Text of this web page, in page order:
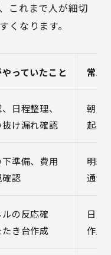
これまで人が細切
くなります。
っていたこと 常駐
日程整理、
け漏れ確認
朝の
起案
準備、費用
認
明細
通知
の反応確
き台作成
日次
作成